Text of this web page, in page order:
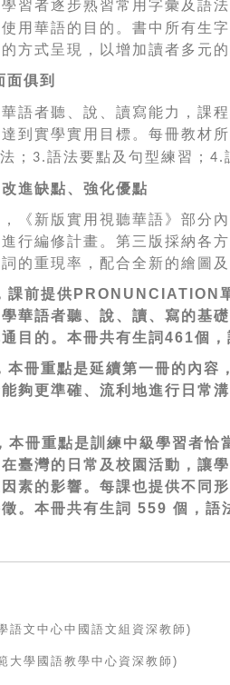
習者逐步熟習常用字彙及語
用華語的目的。書中所有生
方式呈現，以增加讀者多元的
面俱到
語者聽、說、讀寫能力，課
到實學實用目標。每冊教材
； 3.語法要點及句型練習； 4.
改進缺點、強化優點
《新版實用視聽華語》部分
行編修計畫。第三版採納各
的重現率，配合全新的繪圖
課前提供 PRONUNCIATION
華語者聽、說、讀、寫的基
目的。本冊共有生詞 461個，
本冊重點是延續第一冊的內容
夠更準確、流利地進行日常
本冊重點是訓練中級學習者恰
臺灣的日常及校園活動，讓
素的影響。每課也提供不同
。本冊共有生詞 559 個，語
語文中心中國語文組資深教師 )
大學國語教學中心資深教師)